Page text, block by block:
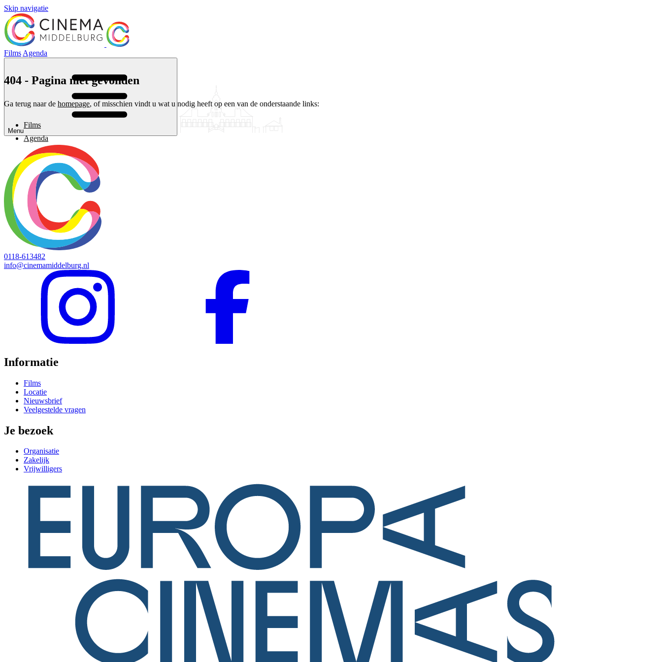
Skip navigatie
Films Agenda
Menu
404 - Pagina niet gevonden
Ga terug naar de homepage, of misschien vindt u wat u nodig heeft op een van de onderstaande links:
Films
Agenda
0118-613482
info@cinemamiddelburg.nl
Informatie
Films
Locatie
Nieuwsbrief
Veelgestelde vragen
Je bezoek
Organisatie
Zakelijk
Vrijwilligers